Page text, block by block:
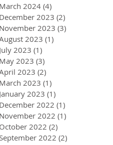
March 2024 (4)
December 2023 (2)
November 2023 (3)
2023 (1)
July 2023 (1)
May 2023 (3)
2023 (2)
March 2023 (1)
January 2023 (1)
December 2022 (1)
November 2022 (1)
October 2022 (2)
September 2022 (2)